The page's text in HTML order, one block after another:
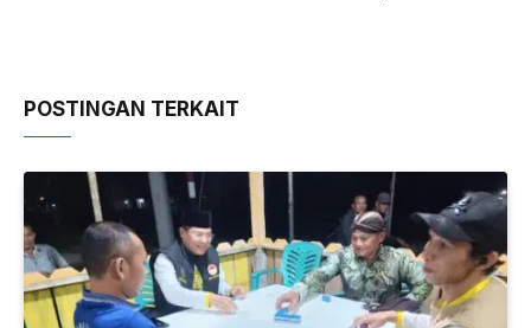
POSTINGAN TERKAIT